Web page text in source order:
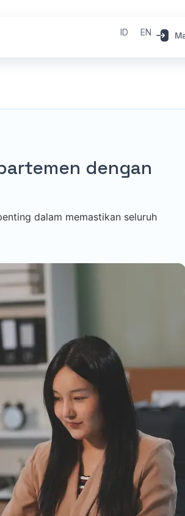
ID EN
dengan
dalam memastikan seluruh